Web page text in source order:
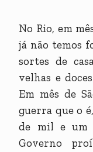
No Rio, em
já não temos
sortes de
velhas e
Em mês de
guerra que o
de mil e um
Governo